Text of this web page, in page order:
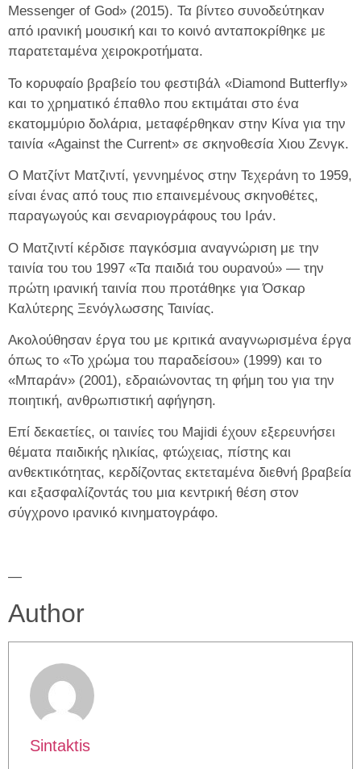
Messenger of God» (2015). Τα βίντεο συνοδεύτηκαν
από ιρανική μουσική και το κοινό ανταποκρίθηκε με
παρατεταμένα χειροκροτήματα.
Το κορυφαίο βραβείο του φεστιβάλ «Diamond Butterfly»
και το χρηματικό έπαθλο που εκτιμάται στο ένα
εκατομμύριο δολάρια, μεταφέρθηκαν στην Κίνα για την
ταινία «Against the Current» σε σκηνοθεσία Χιου Ζενγκ.
Ο Ματζίντ Ματζιντί, γεννημένος στην Τεχεράνη το 1959,
είναι ένας από τους πιο επαινεμένους σκηνοθέτες,
παραγωγούς και σεναριογράφους του Ιράν.
Ο Ματζιντί κέρδισε παγκόσμια αναγνώριση με την
ταινία του του 1997 «Τα παιδιά του ουρανού» — την
πρώτη ιρανική ταινία που προτάθηκε για Όσκαρ
Καλύτερης Ξενόγλωσσης Ταινίας.
Ακολούθησαν έργα του με κριτικά αναγνωρισμένα έργα
όπως το «Το χρώμα του παραδείσου» (1999) και το
«Μπαράν» (2001), εδραιώνοντας τη φήμη του για την
ποιητική, ανθρωπιστική αφήγηση.
Επί δεκαετίες, οι ταινίες του Majidi έχουν εξερευνήσει
θέματα παιδικής ηλικίας, φτώχειας, πίστης και
ανθεκτικότητας, κερδίζοντας εκτεταμένα διεθνή βραβεία
και εξασφαλίζοντάς του μια κεντρική θέση στον
σύγχρονο ιρανικό κινηματογράφο.
—
Author
Sintaktis